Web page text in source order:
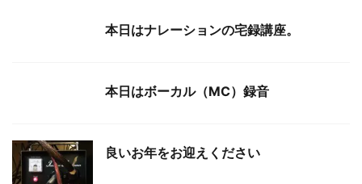
本日はナレーションの宅録講座。
本日はボーカル（MC）録音
良いお年をお迎えください